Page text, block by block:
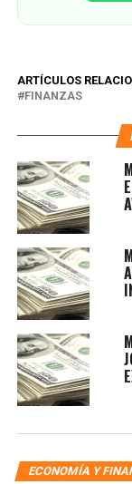
ARTÍCULOS
FINANZAS
ECONOMÍA Y